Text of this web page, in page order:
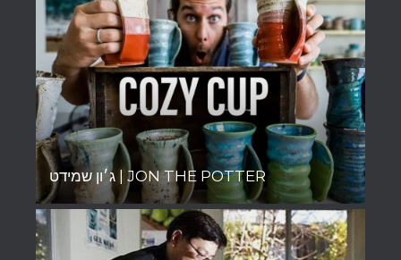
ג׳ון שמידט | JON THE POTTER